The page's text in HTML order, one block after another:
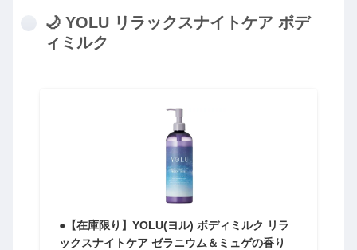
🌙 YOLU リラックスナイトケア ボデ
ィミルク
●【在庫限り】YOLU(ヨル) ボディミルク リラ
ックスナイトケア ゼラニウム＆ミュゲの香り